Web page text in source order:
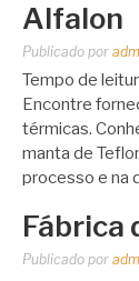
Alfalon
Publicado por
Tempo de
Encontre
térmicas.
manta de
processo e na
Fábrica
Publicado por